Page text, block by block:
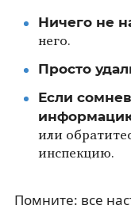
Ничего не
него.
Просто
Если
или
инспекцию.
Помните: все